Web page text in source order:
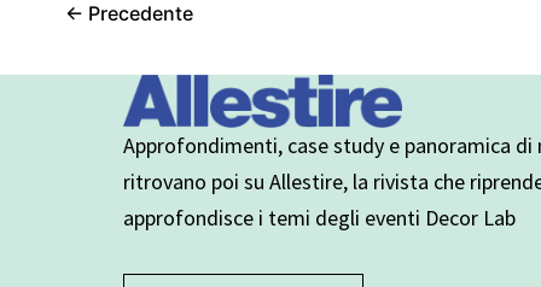
← Precedente
Approfondimenti, case study e panoramica
ritrovano poi su Allestire, la rivista che
approfondisce i temi degli eventi Decor Lab